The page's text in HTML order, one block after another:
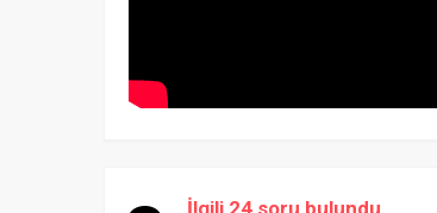
İlgili 24 soru bulundu